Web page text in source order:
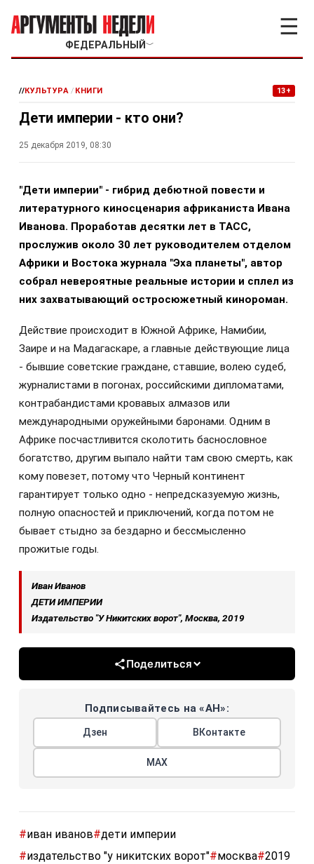
ФЕДЕРАЛЬНЫЙ ﹀
☰
//КУЛЬТУРА / КНИГИ 13+
Дети империи - кто они?
25 декабря 2019, 08:30
"Дети империи" - гибрид дебютной повести и
литературного киносценария африканиста Ивана
Иванова. Проработав десятки лет в ТАСС,
прослужив около 30 лет руководителем отделом
Африки и Востока журнала "Эха планеты", автор
собрал невероятные реальные истории и сплел из
них захватывающий остросюжетный кинороман.
Действие происходит в Южной Африке, Намибии,
Заире и на Мадагаскаре, а главные действующие лица
- бывшие советские граждане, ставшие, волею судеб,
журналистами в погонах, российскими дипломатами,
контрабандистами кровавых алмазов или
международными оружейными баронами. Одним в
Африке посчастливится сколотить баснословное
богатство, другим выпало найти там свою смерть, как
кому повезет, потому что Черный континент
гарантирует только одно - непредсказуемую жизнь,
полную опасностей и приключений, когда потом не
бывает стыдно за бездарно и бессмысленно
прожитые годы.
Иван Иванов
ДЕТИ ИМПЕРИИ
Издательство "У Никитских ворот", Москва, 2019
Поделиться
Подписывайтесь на «АН»:
Дзен ВКонтакте
МАХ
#иван иванов#дети империи
#издательство "у никитских ворот"#москва#2019